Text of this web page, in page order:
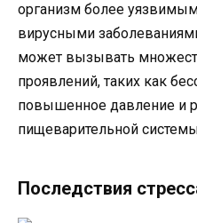
организм более
вирусными
может вызывать
проявлений, таких как
повышенное давление и
пищеварительной
Последствия